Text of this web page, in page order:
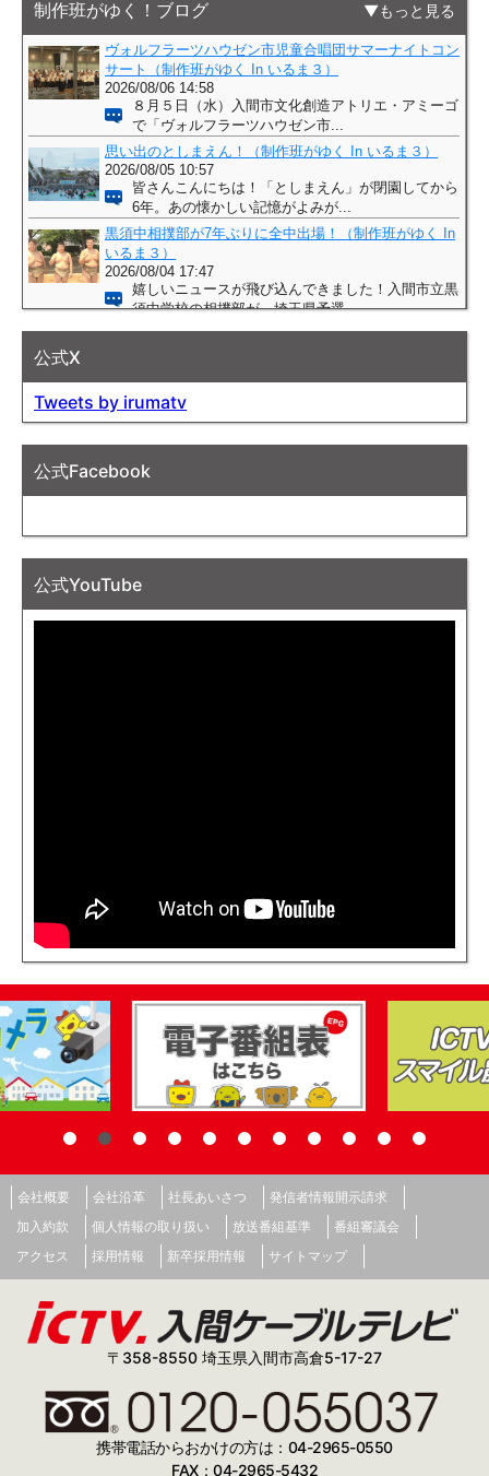
制作班がゆく！ブログ もっと見る
公式X
Tweets by irumatv
公式Facebook
公式YouTube
会社概要 会社沿革 社長あいさつ
発信者情報開示請求
加入約款
個人情報の取り扱い 放送番組基準
番組審議会
アクセス
採用情報 新卒採用情報 サイトマップ
〒358-8550 埼玉県入間市高倉5-17-27
携帯電話からおかけの方は：04-2965-0550
FAX：04-2965-5432